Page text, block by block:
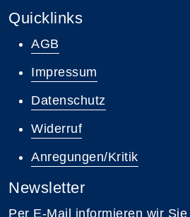
Quicklinks
AGB
Impressum
Datenschutz
Widerruf
Anregungen/Kritik
Newsletter
Per E-Mail informieren wir